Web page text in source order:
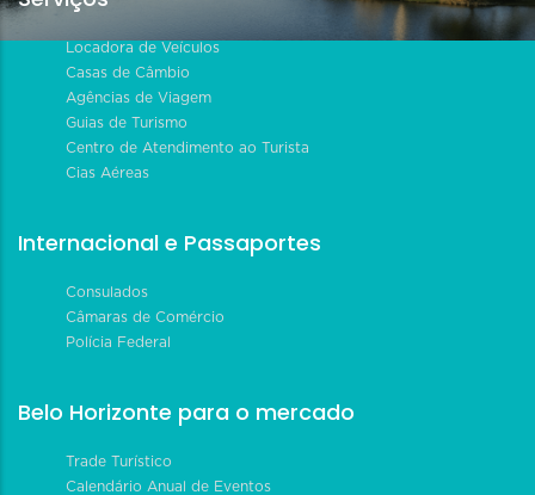
Locadora de Veículos
Casas de Câmbio
Agências de Viagem
Guias de Turismo
Centro de Atendimento ao Turista
Cias Aéreas
Internacional e Passaportes
Consulados
Câmaras de Comércio
Polícia Federal
Belo Horizonte para o mercado
Trade Turístico
Calendário Anual de Eventos